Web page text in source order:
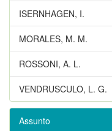
ISERNHAGEN, I.
MORALES, M. M.
ROSSONI, A. L.
VENDRUSCULO, L. G.
Assunto